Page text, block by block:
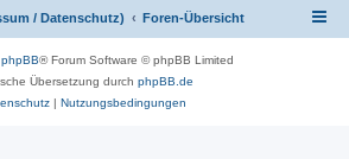
/ Datenschutz) Foren-Übersicht
phpBB® Forum Software © phpBB Limited
Übersetzung durch phpBB.de
| Nutzungsbedingungen